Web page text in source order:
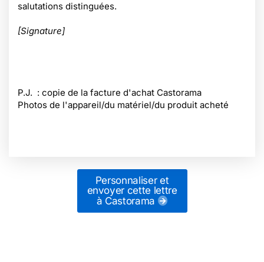
salutations distinguées.
[Signature]
P.J. : copie de la facture d'achat Castorama
Photos de l'appareil/du matériel/du produit acheté
Personnaliser et
envoyer cette lettre
à Castorama